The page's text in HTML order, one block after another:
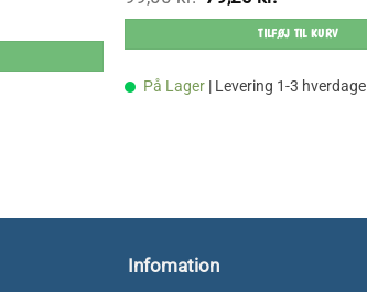
oprindelige
pris
99,00 kr..
aktuelle
pris
er:
79,20 kr..
TILFØJ TIL KURV
På Lager | Levering 1-3 hverdage
Infomation